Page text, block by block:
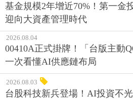
基金規模2年增近70%！第一金
迎向大資產管理時代
2026.08.04
00410A正式掛牌！「台版主動
一次看懂AI供應鏈布局
2026.08.03
台股科技新兵登場！AI投資不